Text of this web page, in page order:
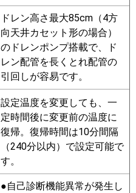
ドレン高さ最大85cm（4方
向天井カセット形の場合）
のドレンポンプ搭載で、ド
レン配管を長くとれ配管の
引回しが容易です。
設定温度を変更しても、一
定時間後に変更前の温度に
復帰。復帰時間は10分間隔
（240分以内）で設定可能で
す。
●自己診断機能異常が発生し